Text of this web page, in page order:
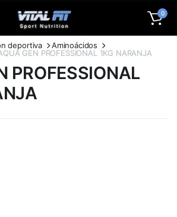
0
deportiva
Aminoácidos
GEN PROFESSIONAL 1KG NARANJA
PROFESSIONAL